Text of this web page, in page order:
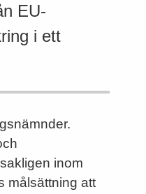
EU-
i ett
inom
målsättning att